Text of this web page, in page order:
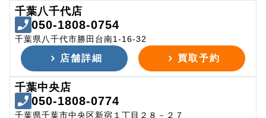
千葉八千代店
050-1808-0754
千葉県八千代市勝田台南1-16-32
店舗詳細 買取予約
千葉中央店
050-1808-0774
千葉県千葉市中央区新宿１丁目２８－２７